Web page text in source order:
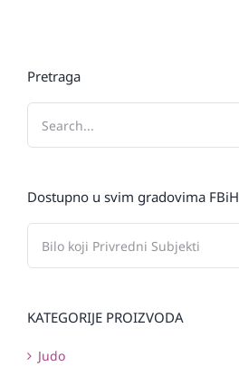
Pretraga
Dostupno u svim gradovima FBiH
KATEGORIJE PROIZVODA
Judo